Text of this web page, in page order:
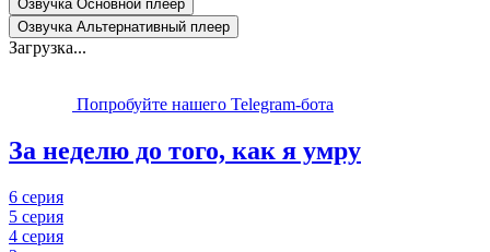
Озвучка Основной плеер
Озвучка Альтернативный плеер
Загрузка...
Попробуйте нашего Telegram-бота
За неделю до того, как я умру
6 серия
5 серия
4 серия